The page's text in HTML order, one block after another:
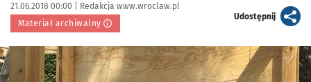
Data publikacji:
21.06.2018 00:00 | Autor:
Redakcja www.wroclaw.pl
Materiał archiwalny
Udostępnijartykuł
Kliknij, aby powiększyć